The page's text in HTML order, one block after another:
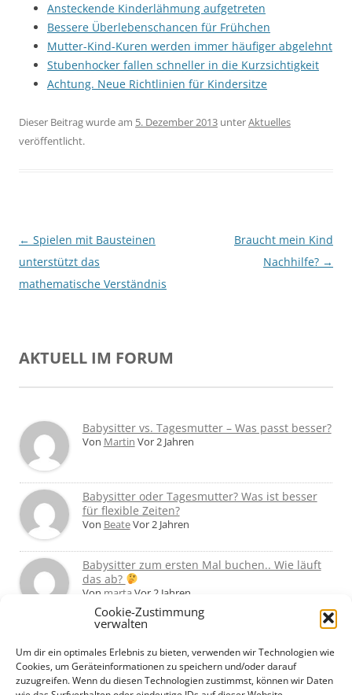
Cookie-Zustimmung
verwalten
Um dir ein optimales Erlebnis zu bieten, verwenden wir Technologien wie
Cookies, um Geräteinformationen zu speichern und/oder darauf
zuzugreifen. Wenn du diesen Technologien zustimmst, können wir Daten
Ansteckende Kinderlähmung aufgetreten
Bessere Überlebenschancen für Frühchen
Mutter-Kind-Kuren werden immer häufiger abgelehnt
Stubenhocker fallen schneller in die Kurzsichtigkeit
Achtung. Neue Richtlinien für Kindersitze
Dieser Beitrag wurde am 5. Dezember 2013 unterAktuelles
veröffentlicht.
Beitragsnavigation
← Spielen mit Bausteinen
unterstützt das
mathematische Verständnis
Braucht mein Kind
Nachhilfe? →
AKTUELL IM FORUM
Babysitter vs. Tagesmutter – Was passt besser?
Von Martin Vor 2 Jahren
Babysitter oder Tagesmutter? Was ist besser
für flexible Zeiten?
Von BeateVor 2 Jahren
Babysitter zum ersten Mal buchen.. Wie läuft
das ab?
Von martaVor 2 Jahren
Ab wann Babysitter allein mit dem Kind
lassen?
VonBasti Vor 2 Jahren